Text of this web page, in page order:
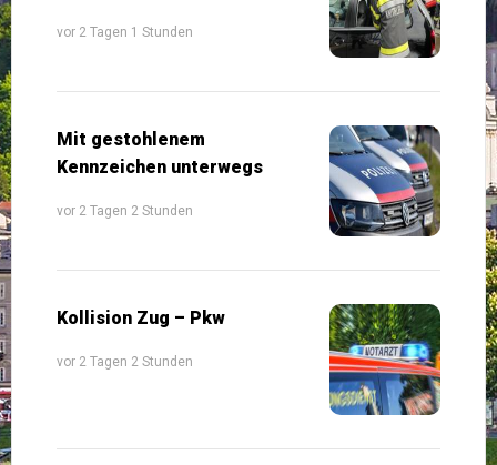
vor 2 Tagen 1 Stunden
Mit gestohlenem
Kennzeichen unterwegs
vor 2 Tagen 2 Stunden
Kollision Zug – Pkw
vor 2 Tagen 2 Stunden